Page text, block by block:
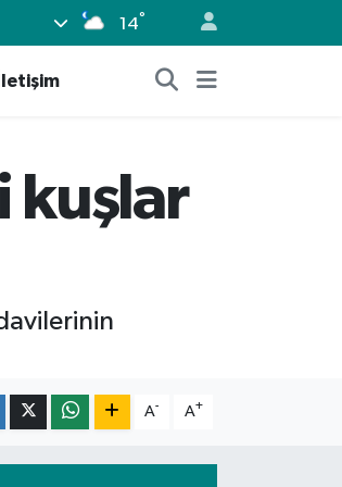
14°
İletişim
kuşlar
A- A+